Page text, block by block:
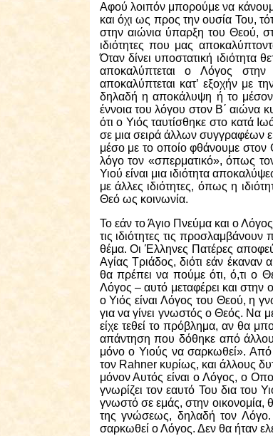
Αφού λοιπόν μπορούμε να
και όχι ως προς την ουσία Του,
στην αιώνια ύπαρξη του Θεού,
ιδιότητες που μας
Όταν δίνει υποστατική ιδιότητα
αποκαλύπτεται ο Λόγος
αποκαλύπτεται κατ’ εξοχήν με
δηλαδή η αποκάλυψη ή το
έννοια του λόγου στον Β΄ αιώνα
ότι ο Υιός ταυτίσθηκε στο κατά
σε μια σειρά άλλων συγγραφέων
μέσο με το οποίο φθάνουμε στον
λόγο τον «σπερματικό», όπως
Υιού είναι μια ιδιότητα
με άλλες ιδιότητες, όπως η
Θεό ως κοινωνία.
Το εάν το Άγιο Πνεύμα και ο Λόγος
τις ιδιότητες τις
θέμα. Οι Έλληνες Πατέρες
Αγίας Τριάδος, διότι εάν έκαναν
θα πρέπει να πούμε ότι, ό,τι ο
Λόγος – αυτό μεταφέρει και στην
ο Υιός είναι Λόγος του Θεού, η
για να γίνει γνωστός ο Θεός. Να
είχε τεθεί το πρόβλημα, αν θα
απάντηση που δόθηκε από
μόνο ο Υιούς να σαρκωθεί».
τον Rahnerκυρίως, και άλλους
μόνον Αυτός είναι ο Λόγος, ο
γνωρίζει τον εαυτό Του δια του
γνωστό σε εμάς, στην οικονομία,
της γνώσεως, δηλαδή τον
σαρκωθεί ο Λόγος. Δεν θα ήταν